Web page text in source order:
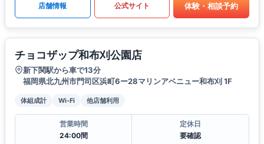
店舗情報 公式サイト 体験・相談予約
チョコザップ和布刈公園店
新下関駅から車で13分
福岡県北九州市門司区浜町6ー28マリンアベニュー和布刈 1F
体組成計 Wi-Fi 他店舗利用
営業時間
24:00間
定休日
要確認